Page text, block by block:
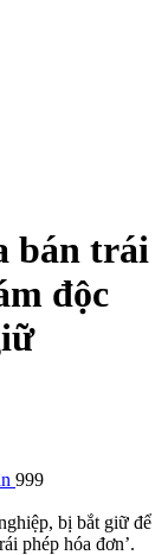
bán trái
độc
999
bị bắt giữ để
phép hóa đơn’.